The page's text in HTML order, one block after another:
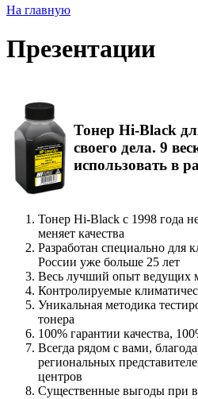
На главную
Презентации
Тонер Hi-Black
своего дела. 9
использовать в
Тонер Hi-Black с 1998 года
меняет качества
Разработан специально для
России уже больше 25 лет
Весь лучший опыт ведущих
Контролируемые
Уникальная методика
тонера
100% гарантии качества,
Всегда рядом с вами,
региональных
центров
Существенные выгоды при